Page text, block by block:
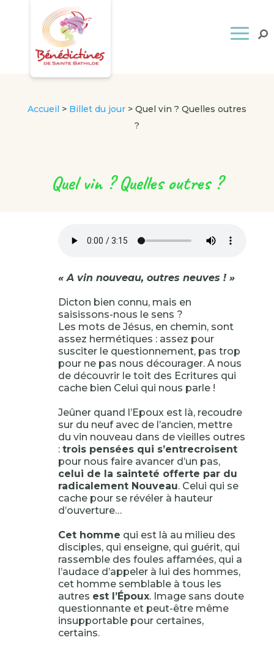
Accueil > Billet du jour> Quel vin ? Quelles outres
?
Quel vin ? Quelles outres ?
« A vin nouveau, outres neuves ! »
Dicton bien connu, mais en
saisissons-nous le sens ?
Les mots de Jésus, en chemin, sont
assez hermétiques : assez pour
susciter le questionnement, pas trop
pour ne pas nous décourager. A nous
de découvrir le toit des Ecritures qui
cache bien Celui qui nous parle !
Jeûner quand l’Epoux est là, recoudre
sur du neuf avec de l’ancien, mettre
du vin nouveau dans de vieilles outres
: trois pensées qui s’entrecroisent
pour nous faire avancer d’un pas,
celui de la sainteté offerte par du
radicalement Nouveau. Celui qui se
cache pour se révéler à hauteur
d’ouverture…
Cet homme qui est là au milieu des
disciples, qui enseigne, qui guérit, qui
rassemble des foules affamées, qui a
l’audace d’appeler à lui des hommes,
cet homme semblable à tous les
autres est l’Époux. Image sans doute
questionnante et peut-être même
insupportable pour certaines,
certains.